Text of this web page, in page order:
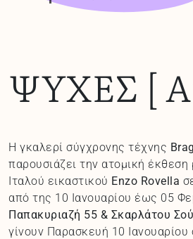
ΨΥΧΕΣ [
Η γκαλερί σύγχρονης τέχνης
παρουσιάζει την ατομική
Ιταλού εικαστικού Enzo Rovella
από της 10 Ιανουαρίου έως 05
Παπακυριαζή 55 & Σκαρλάτου
γίνουν Παρασκευή 10 Ιανουαρίου